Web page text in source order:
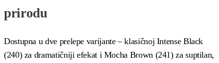
prirodu
Dostupna u dve prelepe varijante – klasičnoj Intense Black
(240) za dramatičniji efekat i Mocha Brown (241) za suptilan,